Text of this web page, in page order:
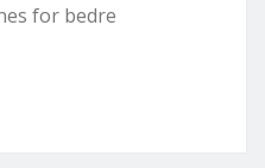
for bedre